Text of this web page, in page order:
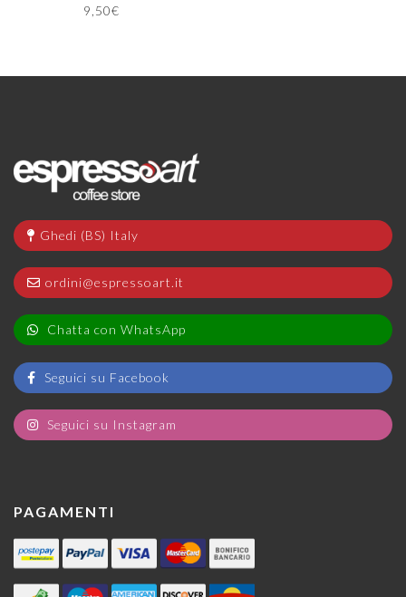
9,50€
Ghedi (BS) Italy
ordini@espressoart.it
Chatta con WhatsApp
Seguici su Facebook
Seguici su Instagram
PAGAMENTI